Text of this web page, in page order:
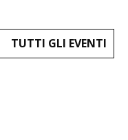
TUTTI GLI EVENTI